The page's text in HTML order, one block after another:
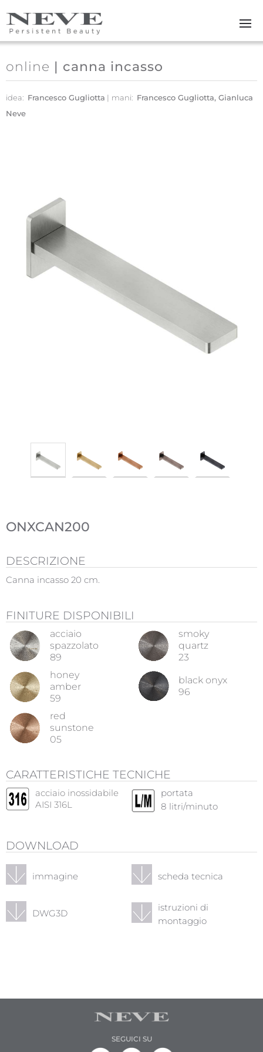
Skip to main content
online | canna incasso
idea: Francesco Gugliotta mani: Francesco Gugliotta, Gianluca
Neve
ONXCAN200
DESCRIZIONE
Canna incasso 20 cm.
FINITURE DISPONIBILI
acciaio
spazzolato
89
smoky
quartz
23
honey
amber
59
black onyx
96
red
sunstone
05
CARATTERISTICHE TECNICHE
acciaio inossidabile
AISI 316L
portata
8 litri/minuto
DOWNLOAD
immagine scheda tecnica
DWG3D
istruzioni di
montaggio
SEGUICI SU